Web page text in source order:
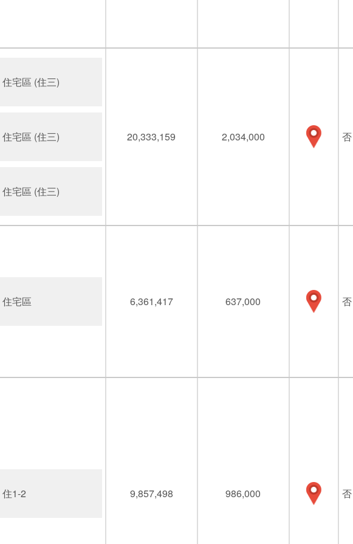
住宅區 (住三)
住宅區 (住三)
住宅區 (住三)
20,333,159 2,034,000 否
住宅區 6,361,417 637,000 否
住1-2 9,857,498 986,000 否